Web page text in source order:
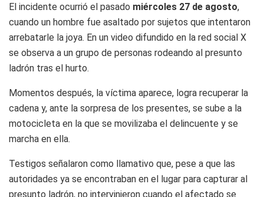
El incidente ocurrió el pasado miércoles 27 de agosto,
cuando un hombre fue asaltado por sujetos que intentaron
arrebatarle la joya. En un video difundido en la red social X
se observa a un grupo de personas rodeando al presunto
ladrón tras el hurto.
Momentos después, la víctima aparece, logra recuperar la
cadena y, ante la sorpresa de los presentes, se sube a la
motocicleta en la que se movilizaba el delincuente y se
marcha en ella.
Testigos señalaron como llamativo que, pese a que las
autoridades ya se encontraban en el lugar para capturar al
presunto ladrón, no intervinieron cuando el afectado se